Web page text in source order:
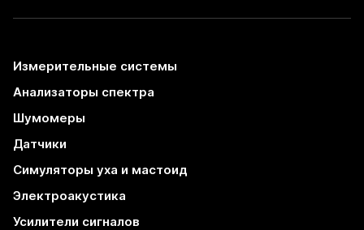
Измерительные системы
Анализаторы спектра
Шумомеры
Датчики
Симуляторы уха и мастоид
Электроакустика
Усилители сигналов